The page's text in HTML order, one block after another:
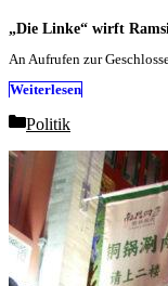
„Die Linke“ wirft
An Aufrufen zur
Weiterlesen
Categories
Politik